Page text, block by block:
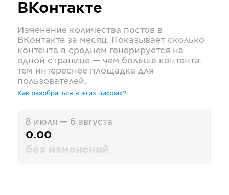
ВКонтакте
Изменение количества постов в
ВКонтакте за месяц. Показывает сколько
контента в среднем генерируется на
одной странице — чем больше контента,
тем интереснее площадка для
пользователей.
Как разобраться в этих цифрах?
8 июля — 6 августа
0.00
без изменений